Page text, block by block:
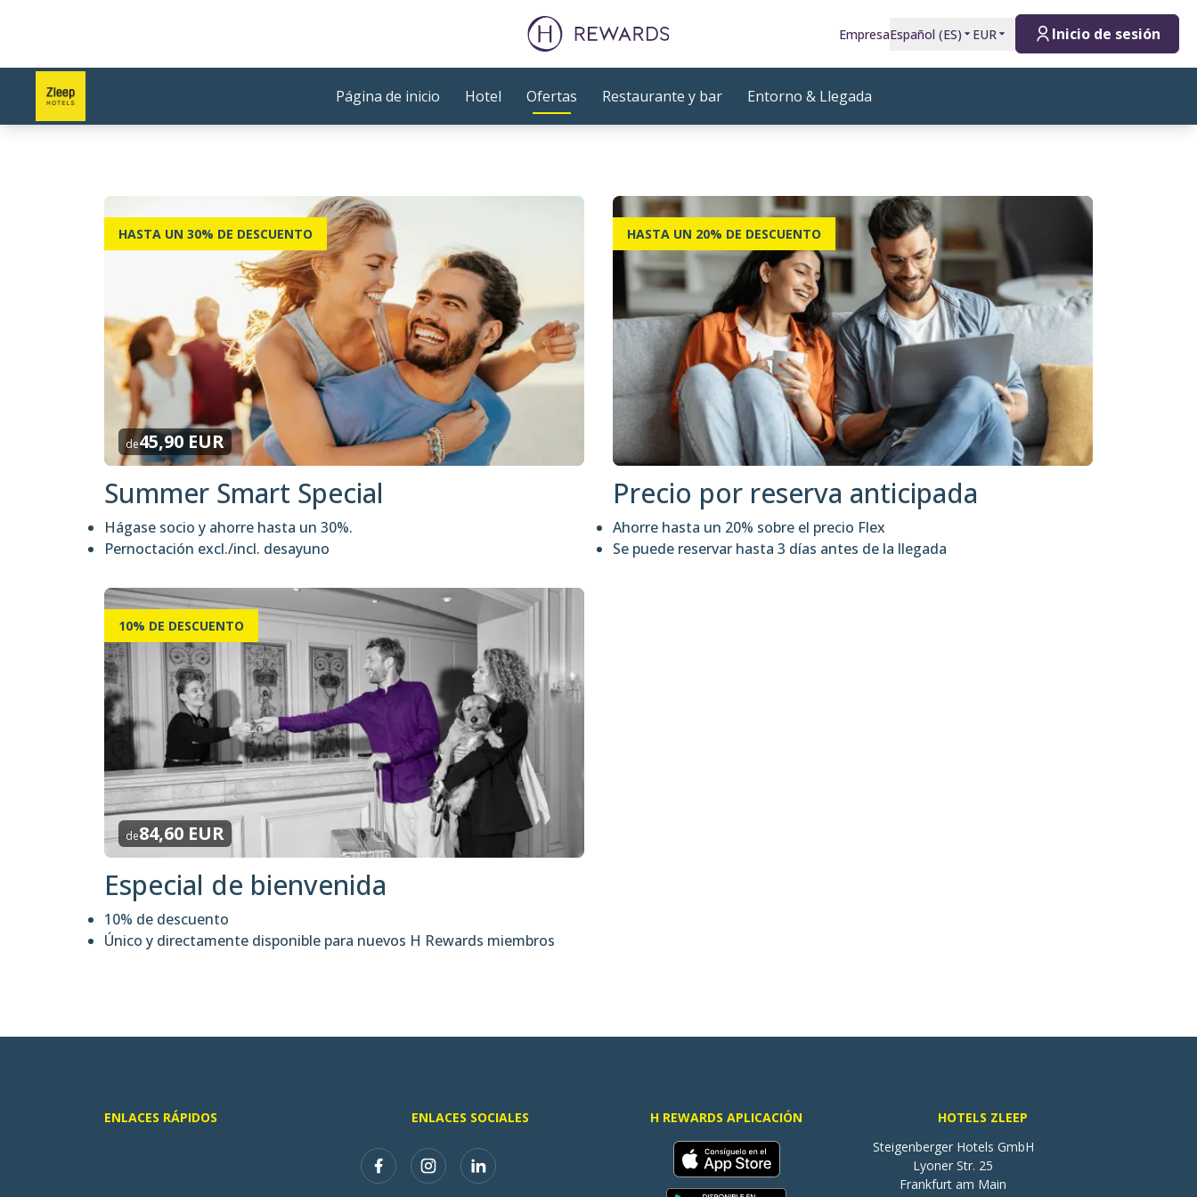
EmpresaEspañol (ES) EUR Inicio de sesión
Página de inicio Hotel Ofertas Restaurante y bar Entorno & Llegada
HASTA UN 30% DE DESCUENTO
de45,90 EUR
Summer Smart Special
Hágase socio y ahorre hasta un 30%.
Pernoctación excl./incl. desayuno
HASTA UN 20% DE DESCUENTO
Precio por reserva anticipada
Ahorre hasta un 20% sobre el precio Flex
Se puede reservar hasta 3 días antes de la llegada
10% DE DESCUENTO
de84,60 EUR
Especial de bienvenida
10% de descuento
Único y directamente disponible para nuevos H Rewards miembros
ENLACES RÁPIDOS ENLACES SOCIALES H REWARDS APLICACIÓN
HOTELS ZLEEP
Steigenberger Hotels GmbH
Lyoner Str. 25
Frankfurt am Main